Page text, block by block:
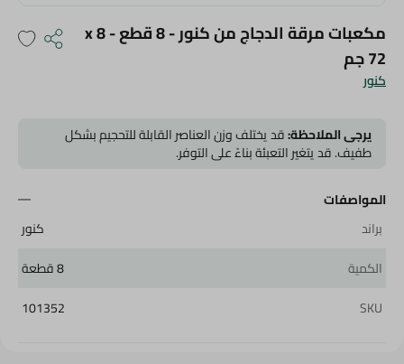
كنور
مكعبات مرقة الدجاج من كنور - 8 قطع - 8 x
72 جم
يرجى الملاحظة:قد يختلف وزن العناصر القابلة للتحجيم بشكل
طفيف. قد يتغير التعبئة بناءً على التوفر.
المواصفات
براند
كنور
الكمية
8 قطعة
SKU
101352